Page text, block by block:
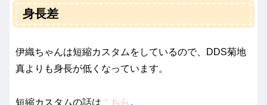
身長差
伊織ちゃんは短縮カスタムをしているので、DDS菊地
真よりも身長が低くなっています。
短縮カスタムの話はこちら 。